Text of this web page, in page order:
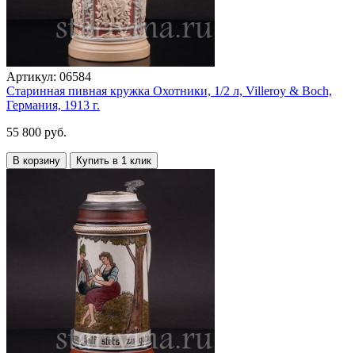
Артикул: 06584
Старинная пивная кружка Охотники, 1/2 л, Villeroy & Boch,
Германия, 1913 г.
55 800 руб.
В корзину Купить в 1 клик